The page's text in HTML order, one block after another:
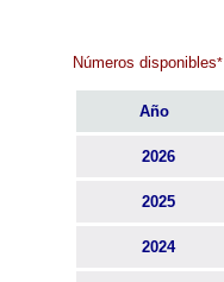
Números disponibles*
Año
2026
2025
2024